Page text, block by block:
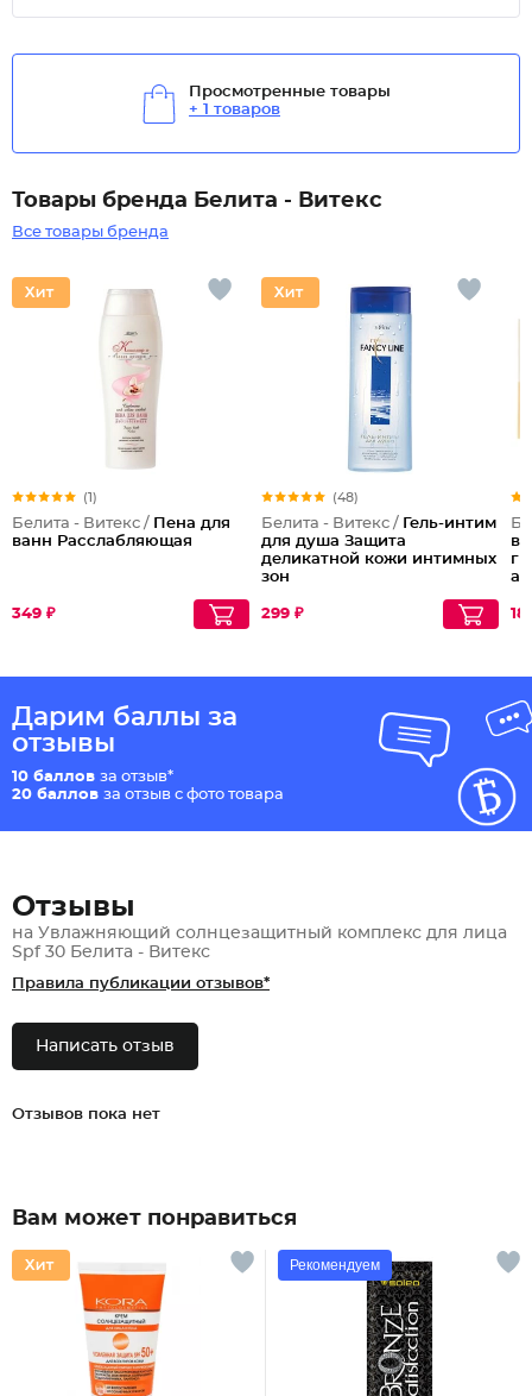
Просмотренные товары
+ 1 товаров
Товары бренда Белита - Витекс
Все товары бренда
(1)
Белита - Витекс / Пена для
ванн Расслабляющая
349 ₽
(48)
Белита - Витекс / Гель-интим
для душа Защита
деликатной кожи интимных
зон
299 ₽
Дарим баллы за
отзывы
10 баллов за отзыв*
20 баллов за отзыв с фото товара
Отзывы
на Увлажняющий солнцезащитный комплекс для лица
Spf 30 Белита - Витекс
Правила публикации отзывов*
Написать отзыв
Отзывов пока нет
Вам может понравиться
Рекомендуем